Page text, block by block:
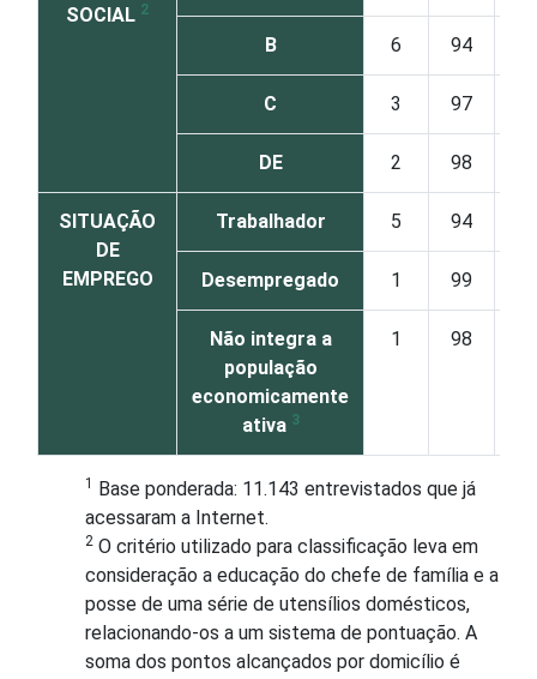
SOCIAL 2
B 6 94
C 3 97
DE 2 98
SITUAÇÃO
DE
EMPREGO
Trabalhador 5 94
Desempregado 1 99
Não integra a
população
economicamente
ativa 3
1 98
1 Base ponderada: 11.143 entrevistados que já
acessaram a Internet.
2 O critério utilizado para classificação leva em
consideração a educação do chefe de família e a
posse de uma série de utensílios domésticos,
relacionando-os a um sistema de pontuação. A
soma dos pontos alcançados por domicílio é